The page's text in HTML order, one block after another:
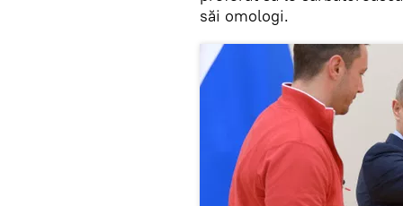
săi omologi.